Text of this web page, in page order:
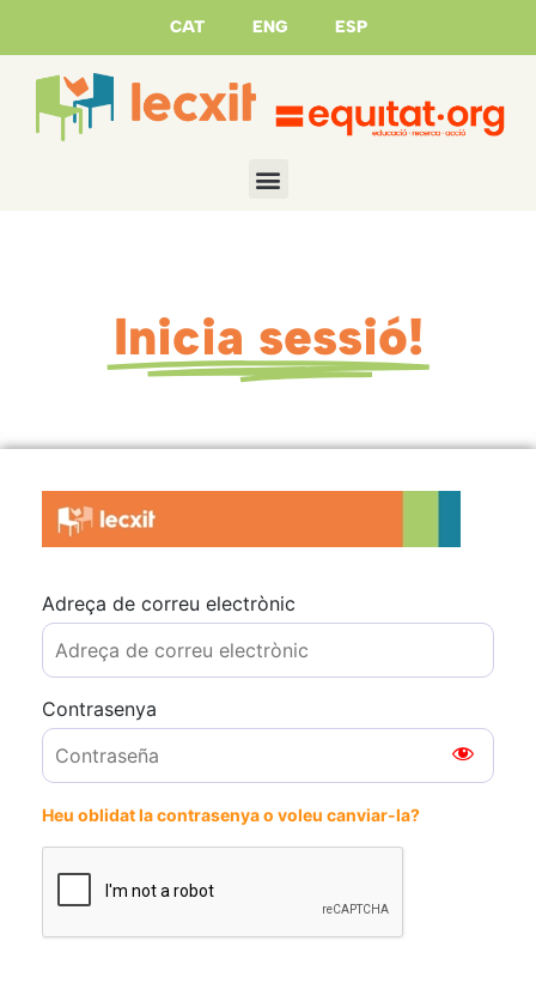
CAT ENG ESP
Inicia sessió!
Adreça de correu electrònic
Contrasenya
Heu oblidat la contrasenya o voleu canviar-la?